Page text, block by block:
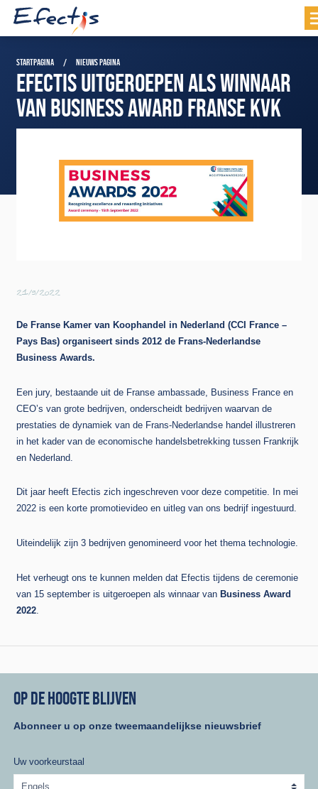
STARTPAGINA NIEUWS PAGINA
EFECTIS UITGEROEPEN ALS WINNAAR
VAN BUSINESS AWARD FRANSE KVK
21/9/2022
De Franse Kamer van Koophandel in Nederland (CCI France –
Pays Bas) organiseert sinds 2012 de Frans-Nederlandse
Business Awards.
Een jury, bestaande uit de Franse ambassade, Business France en
CEO’s van grote bedrijven, onderscheidt bedrijven waarvan de
prestaties de dynamiek van de Frans-Nederlandse handel illustreren
in het kader van de economische handelsbetrekking tussen Frankrijk
en Nederland.
Dit jaar heeft Efectis zich ingeschreven voor deze competitie. In mei
2022 is een korte promotievideo en uitleg van ons bedrijf ingestuurd.
Uiteindelijk zijn 3 bedrijven genomineerd voor het thema technologie.
Het verheugt ons te kunnen melden dat Efectis tijdens de ceremonie
van 15 september is uitgeroepen als winnaar van Business Award
2022
OP DE HOOGTE BLIJVEN
Abonneer u op onze tweemaandelijkse nieuwsbrief
Uw voorkeurstaal